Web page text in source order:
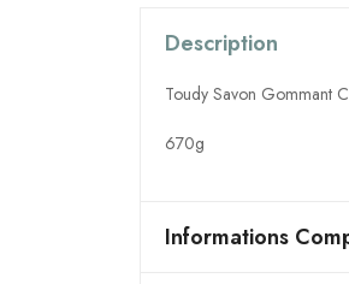
Description
Toudy Savon Gommant
670g
Informations